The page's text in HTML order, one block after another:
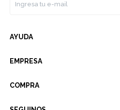
AYUDA
EMPRESA
COMPRA